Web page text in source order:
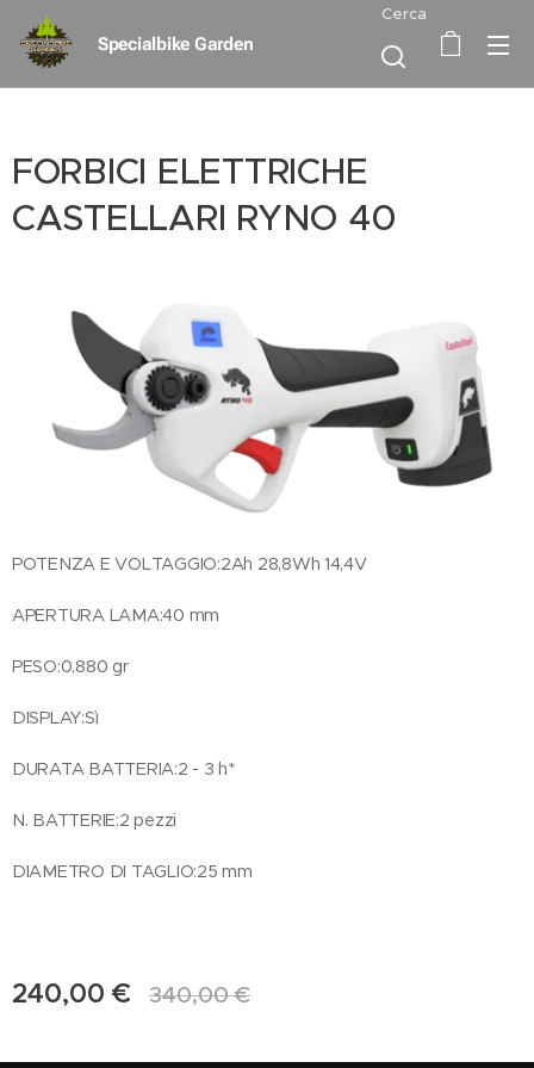
Specialbike Garden
Cerca
FORBICI ELETTRICHE
CASTELLARI RYNO 40
POTENZA E VOLTAGGIO:2Ah 28,8Wh 14,4V
APERTURA LAMA:40 mm
PESO:0,880 gr
DISPLAY:Sì
DURATA BATTERIA:2 - 3 h*
N. BATTERIE:2 pezzi
DIAMETRO DI TAGLIO:25 mm
240,00 € 340,00€